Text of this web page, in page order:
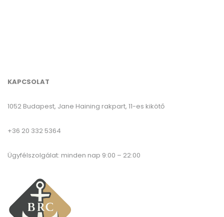
KAPCSOLAT
1052 Budapest, Jane Haining rakpart, 11-es kikötő
+36 20 332 5364
Ügyfélszolgálat: minden nap 9:00 – 22:00